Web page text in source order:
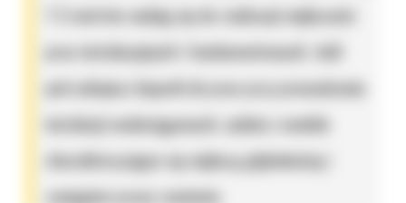
1-3 metrów nadają się do realizacji większości
prac instalacyjnych i fundamentowych. Jeśli
potrzebujesz koparki do prac przy prowadzeniu
instalacji wodociągowych, wybierz modele
charakteryzujące się większą głębokością i
zasięgiem pracy ramienia;